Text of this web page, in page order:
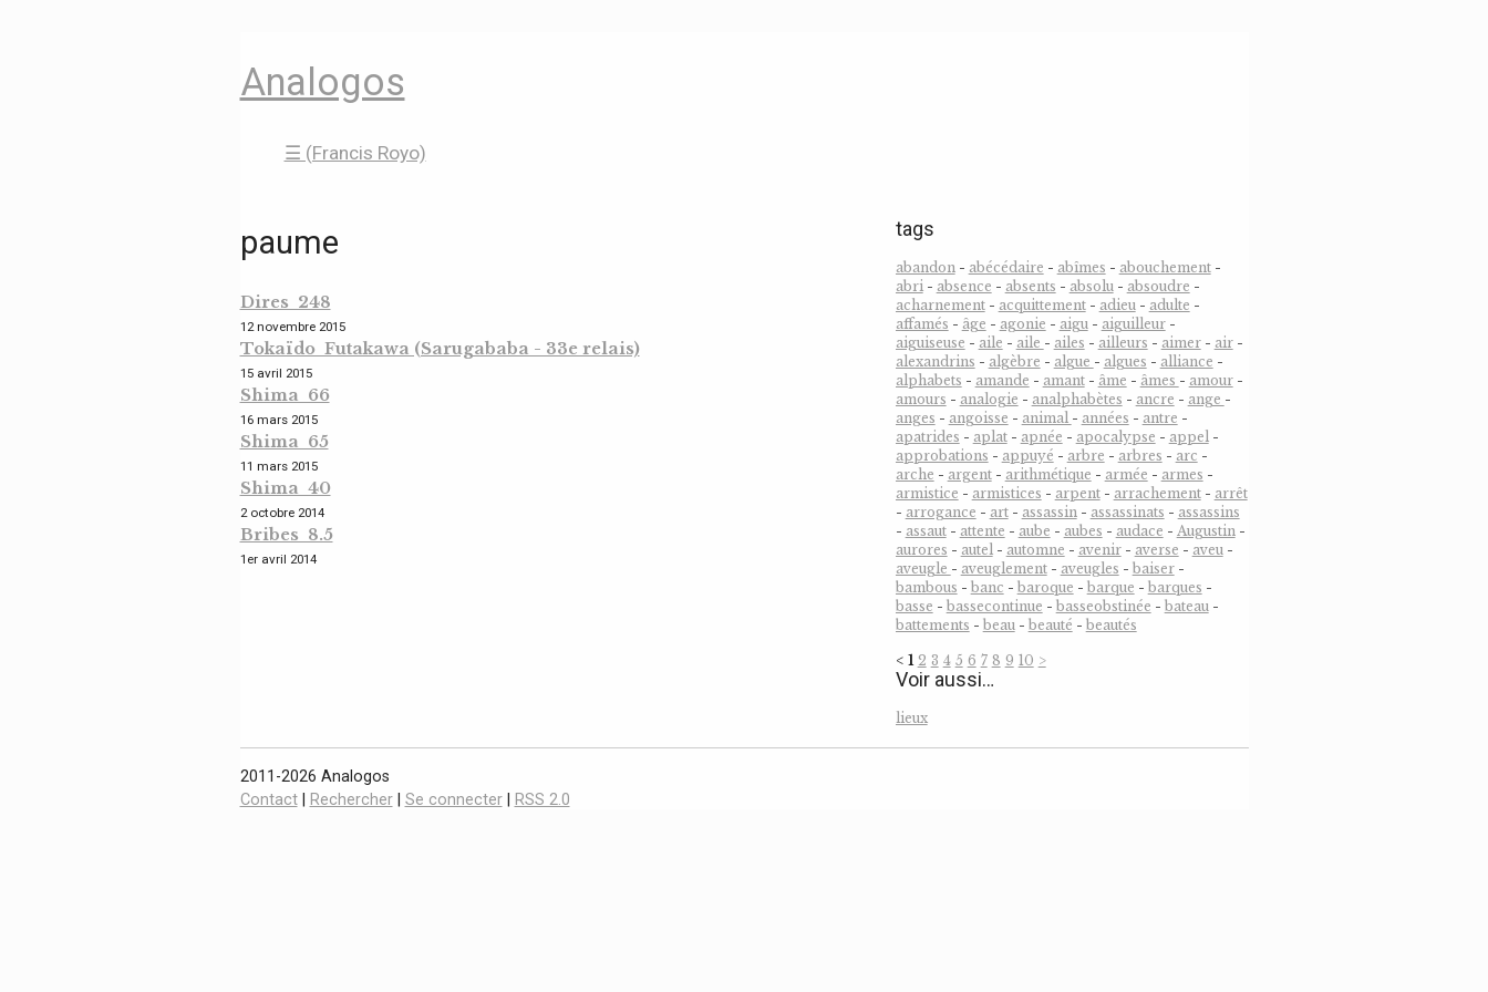
Analogos
☰ (Francis Royo)
paume
Dires 248
12 novembre 2015
Tokaïdo Futakawa (Sarugababa - 33e relais)
15 avril 2015
Shima 66
16 mars 2015
Shima 65
11 mars 2015
Shima 40
2 octobre 2014
Bribes 8.5
1er avril 2014
tags
abandon- abécédaire - abîmes - abouchement-
abri- absence - absents - absolu- absoudre -
acharnement- acquittement- adieu- adulte -
affamés - âge - agonie - aigu- aiguilleur-
aiguiseuse - aile - aile - ailes - ailleurs - aimer- air-
alexandrins - algèbre - algue - algues - alliance -
alphabets - amande - amant- âme - âmes - amour-
amours - analogie - analphabètes - ancre - ange -
anges - angoisse - animal - années - antre -
apatrides - aplat- apnée - apocalypse - appel-
approbations - appuyé - arbre - arbres - arc -
arche - argent- arithmétique - armée - armes -
armistice - armistices - arpent- arrachement- arrêt
- arrogance - art- assassin- assassinats - assassins
- assaut- attente - aube - aubes - audace - Augustin-
aurores - autel- automne - avenir- averse - aveu-
aveugle - aveuglement- aveugles - baiser-
bambous - banc - baroque - barque - barques -
basse - bassecontinue - basseobstinée - bateau-
battements - beau- beauté - beautés
< 1 2 3 4 5 6 7 8 9 10 >
Voir aussi…
lieux
2011-2026 Analogos
Contact| Rechercher| Se connecter| RSS 2.0